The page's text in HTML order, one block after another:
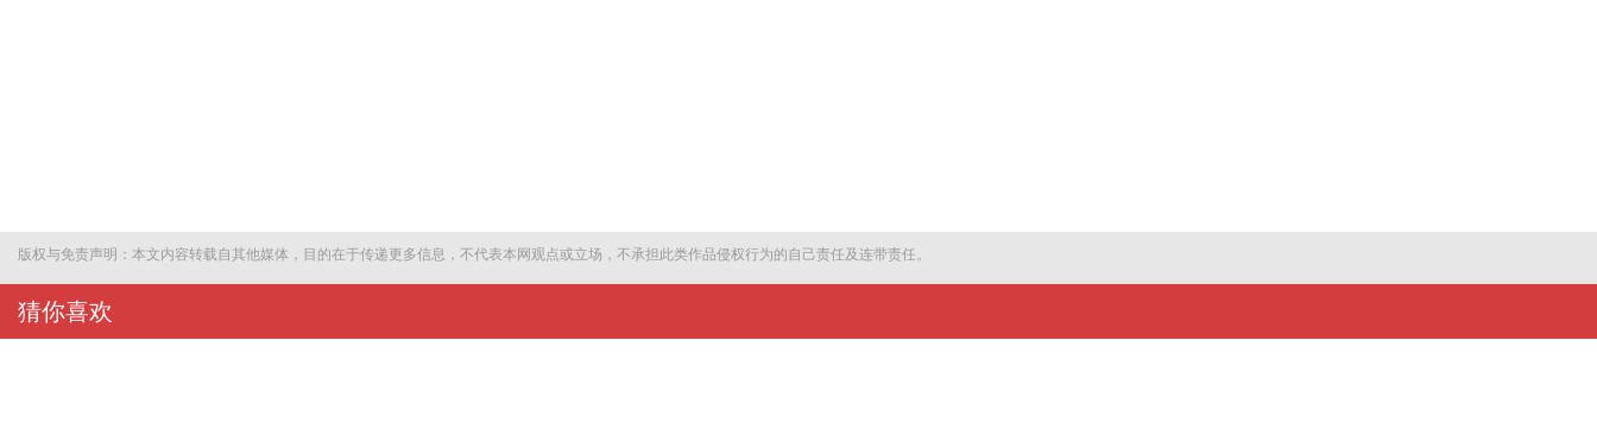
版权与免责声明：本文内容转载自其他媒体，目的在于传递更多信息，不代表本网观点或立场，不承担此类作品侵权行为的自己责任及连带责任。
猜你喜欢